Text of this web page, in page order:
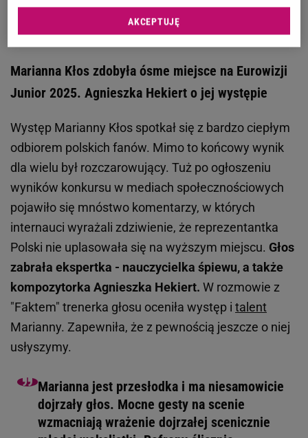
Zobacz wideoWiśniewski i inni polscy muzycy
protestują przeciwko udziałowi Izraela w Eurowizji
Marianna Kłos zdobyła ósme miejsce na Eurowizji
Junior 2025. Agnieszka Hekiert o jej występie
Występ Marianny Kłos spotkał się z bardzo ciepłym
odbiorem polskich fanów. Mimo to końcowy wynik
dla wielu był rozczarowujący. Tuż po ogłoszeniu
wyników konkursu w mediach społecznościowych
pojawiło się mnóstwo komentarzy, w których
internauci wyrażali zdziwienie, że reprezentantka
Polski nie uplasowała się na wyższym miejscu. Głos
zabrała ekspertka - nauczycielka śpiewu, a także
kompozytorka Agnieszka Hekiert. W rozmowie z
"Faktem" trenerka głosu oceniła występ i talent
Marianny. Zapewniła, że z pewnością jeszcze o niej
usłyszymy.
Marianna jest przesłodka i ma niesamowicie
dojrzały głos. Mocne gesty na scenie
wzmacniają wrażenie dojrzałej scenicznie
AKCEPTUJĘ